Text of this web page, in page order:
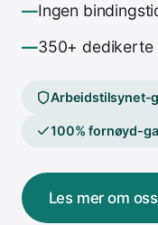
Ingen
350+ dedikerte
Arbeidstilsynet-
100% fornøyd-
Les mer om oss